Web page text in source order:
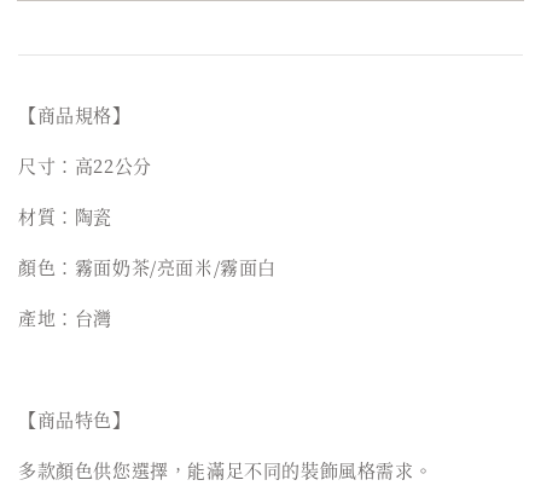
【商品規格】
尺寸：高22公分
材質：陶瓷
顏色：霧面奶茶/亮面米/霧面白
產地：台灣
【商品特色】
多款顏色供您選擇，能滿足不同的裝飾風格需求。